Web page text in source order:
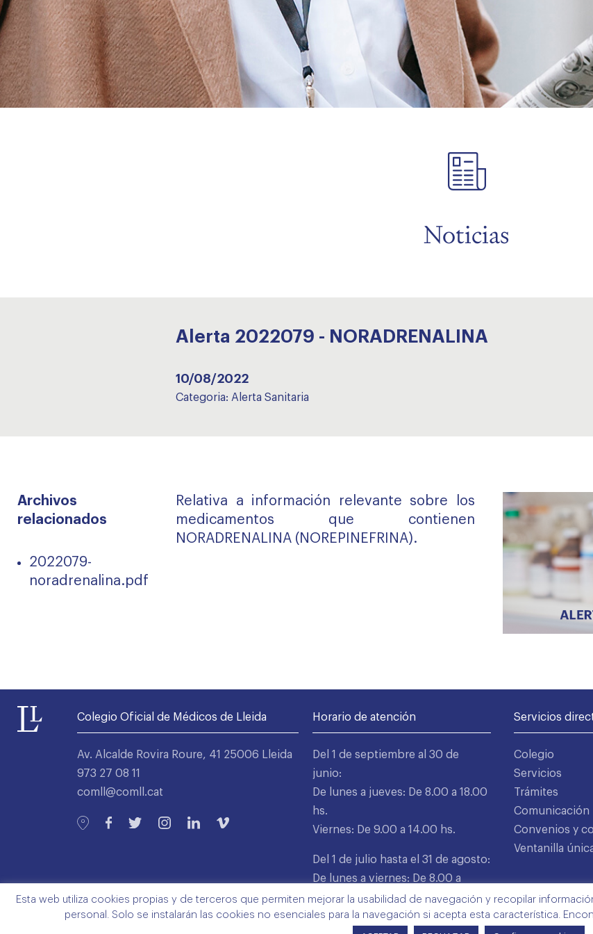
Noticias
Alerta 2022079 - NORADRENALINA
10/08/2022
Categoria: Alerta Sanitaria
Archivos
relacionados
2022079-
noradrenalina.pdf
Relativa a información relevante sobre los
medicamentos que contienen
NORADRENALINA (NOREPINEFRINA).
Colegio Oficial de Médicos de Lleida
Av. Alcalde Rovira Roure, 41 25006 Lleida
973 27 08 11
comll@comll.cat
Horario de atención
Del 1 de septiembre al 30 de
junio:
De lunes a jueves: De 8.00 a 18.00
hs.
Viernes: De 9.00 a 14.00 hs.
Del 1 de julio hasta el 31 de agosto:
De lunes a viernes: De 8.00 a
15.00 hs.
Servicios
Colegio
Servicios
Trámites
Comunicación
Convenios y
Ventanilla
Esta web utiliza cookies propias y de terceros que permiten mejorar la usabilidad de navegación y recopilar
personal. Solo se instalarán las cookies no esenciales para la navegación si acepta esta característica.